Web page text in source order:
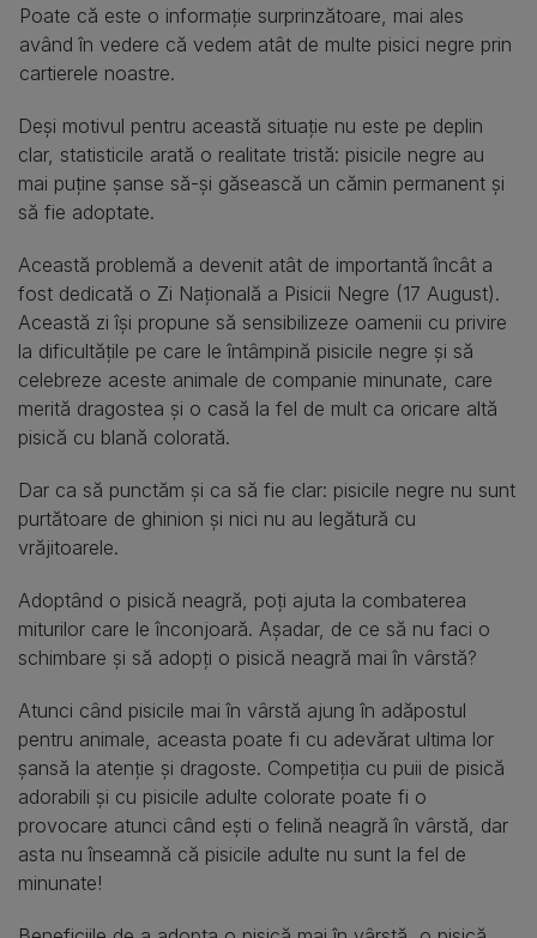
Poate că este o informație surprinzătoare, mai ales
având în vedere că vedem atât de multe pisici negre prin
cartierele noastre.
Deși motivul pentru această situație nu este pe deplin
clar, statisticile arată o realitate tristă: pisicile negre au
mai puține șanse să-și găsească un cămin permanent și
să fie adoptate.
Această problemă a devenit atât de importantă încât a
fost dedicată o Zi Națională a Pisicii Negre (17 August).
Această zi își propune să sensibilizeze oamenii cu privire
la dificultățile pe care le întâmpină pisicile negre și să
celebreze aceste animale de companie minunate, care
merită dragostea și o casă la fel de mult ca oricare altă
pisică cu blană colorată.
Dar ca să punctăm și ca să fie clar: pisicile negre nu sunt
purtătoare de ghinion și nici nu au legătură cu
vrăjitoarele.
Adoptând o pisică neagră, poți ajuta la combaterea
miturilor care le înconjoară. Așadar, de ce să nu faci o
schimbare și să adopți o pisică neagră mai în vârstă?
Atunci când pisicile mai în vârstă ajung în adăpostul
pentru animale, aceasta poate fi cu adevărat ultima lor
șansă la atenție și dragoste. Competiția cu puii de pisică
adorabili și cu pisicile adulte colorate poate fi o
provocare atunci când ești o felină neagră în vârstă, dar
asta nu înseamnă că pisicile adulte nu sunt la fel de
minunate!